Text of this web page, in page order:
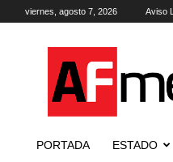
viernes, agosto 7, 2026 Aviso
PORTADA ESTADO